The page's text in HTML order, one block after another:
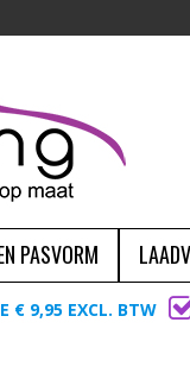
PASVORM
€ 9,95 EXCL. BTW